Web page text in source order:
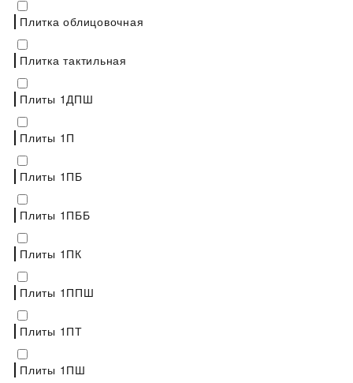
Плитка облицовочная
Плитка тактильная
Плиты 1ДПШ
Плиты 1П
Плиты 1ПБ
Плиты 1ПББ
Плиты 1ПК
Плиты 1ППШ
Плиты 1ПТ
Плиты 1ПШ